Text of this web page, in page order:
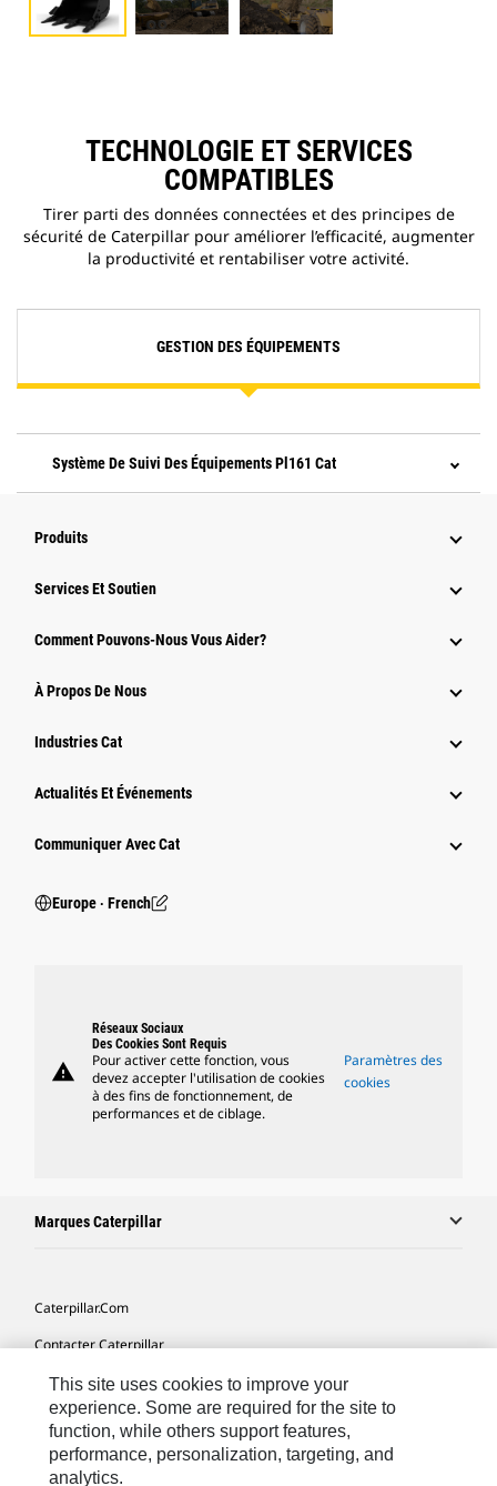
TECHNOLOGIE ET SERVICES
COMPATIBLES
Tirer parti des données connectées et des principes de
sécurité de Caterpillar pour améliorer l’efficacité, augmenter
la productivité et rentabiliser votre activité.
GESTION DES ÉQUIPEMENTS
Système De Suivi Des Équipements Pl161 Cat
Produits
Services Et Soutien
Comment Pouvons-Nous Vous Aider?
À Propos De Nous
Industries Cat
Actualités Et Événements
Communiquer Avec Cat
Europe ‧ French
warning
Réseaux Sociaux
Des Cookies Sont Requis
Pour activer cette fonction, vous
devez accepter l'utilisation de cookies
à des fins de fonctionnement, de
performances et de ciblage.
Paramètres des
cookies
Marques Caterpillar
Caterpillar.com
Contacter Caterpillar
Mes Préférences Marketing
Plan Du Site
Cookie Settings
This site uses cookies to improve your
experience. Some are required for the site to
function, while others support features,
performance, personalization, targeting, and
analytics.